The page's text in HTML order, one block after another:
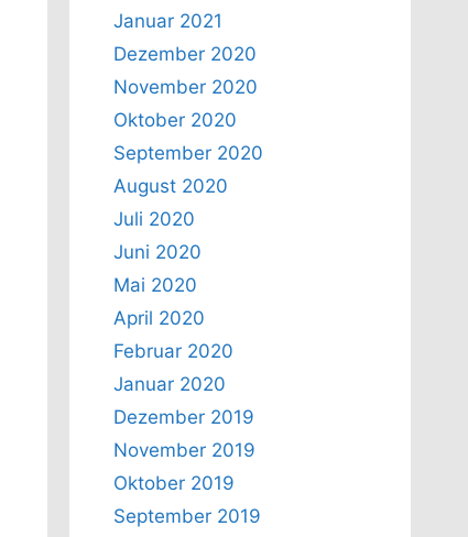
Januar 2021
Dezember 2020
November 2020
Oktober 2020
September 2020
August 2020
Juli 2020
Juni 2020
Mai 2020
April 2020
Februar 2020
Januar 2020
Dezember 2019
November 2019
Oktober 2019
September 2019